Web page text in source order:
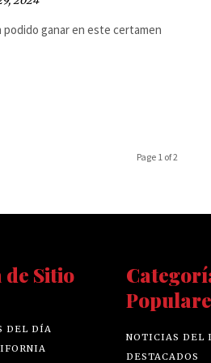
ganar en este certamen
Page 1 of 2
de Sitio
DEL DÍA
NOTICIAS DEL
DESTACADOS